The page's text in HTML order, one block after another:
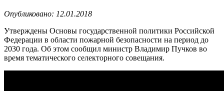
Опубликовано: 12.01.2018
Утверждены Основы государственной политики Российской
Федерации в области пожарной безопасности на период до
2030 года. Об этом сообщил министр Владимир Пучков во
время тематического селекторного совещания.